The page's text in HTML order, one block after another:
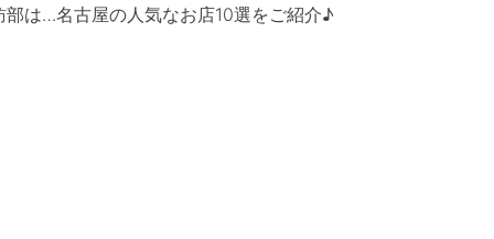
は…名古屋の人気なお店10選をご紹介♪